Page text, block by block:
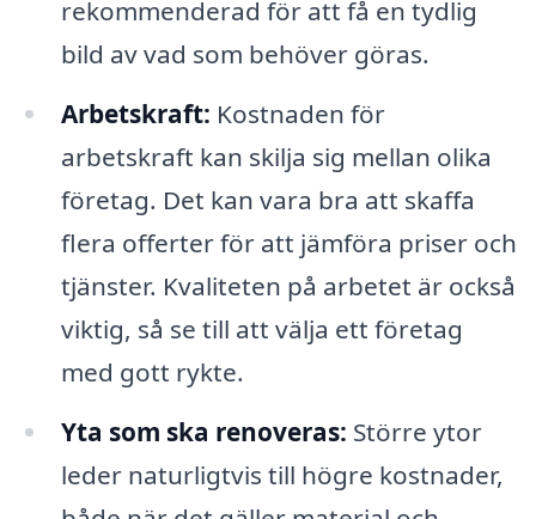
rekommenderad för att få en tydlig
bild av vad som behöver göras.
Arbetskraft: Kostnaden för
arbetskraft kan skilja sig mellan olika
företag. Det kan vara bra att skaffa
flera offerter för att jämföra priser och
tjänster. Kvaliteten på arbetet är också
viktig, så se till att välja ett företag
med gott rykte.
Yta som ska renoveras: Större ytor
leder naturligtvis till högre kostnader,